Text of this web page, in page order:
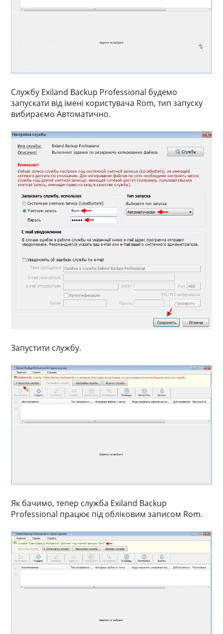
Службу Exiland Backup Professional будемо
запускати від імені користувача Rom, тип запуску
вибираємо Автоматично.
Запустити службу.
Як бачимо, тепер служба Exiland Backup
Professional працює під обліковим записом Rom.